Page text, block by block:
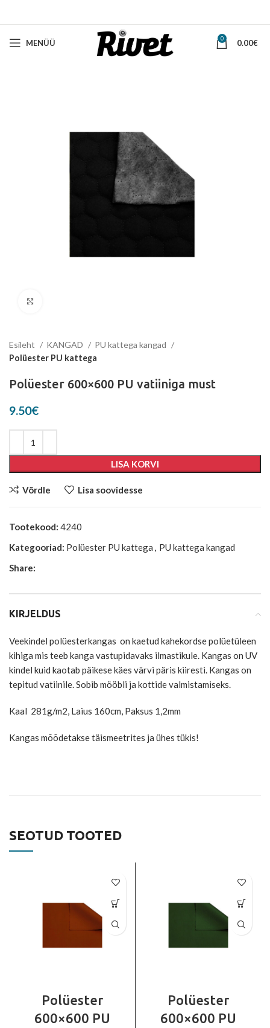
MENÜÜ 0 0.00€
Esileht KANGAD
PU kattega kangad
Polüester PU kattega
Polüester 600×600 PU vatiiniga must
9.50€
LISA KORVI
Võrdle Lisa soovidesse
Tootekood: 4240
Kategooriad: Polüester PU kattega , PU kattega kangad
Share:
KIRJELDUS
Veekindel polüesterkangas on kaetud kahekordse polüetüleen
kihiga mis teeb kanga vastupidavaks ilmastikule. Kangas on UV
kindel kuid kaotab päikese käes värvi päris kiiresti. Kangas on
tepitud vatiinile. Sobib mööbli ja kottide valmistamiseks.
Kaal 281g/m2, Laius 160cm, Paksus 1,2mm
Kangas mõõdetakse täismeetrites ja ühes tükis!
SEOTUD TOOTED
Polüester
600×600 PU
Polüester
600×600 PU